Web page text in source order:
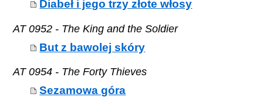
Diabeł i jego trzy złote włosy
AT 0952 - The King and the Soldier
But z bawolej skóry
AT 0954 - The Forty Thieves
Sezamowa góra